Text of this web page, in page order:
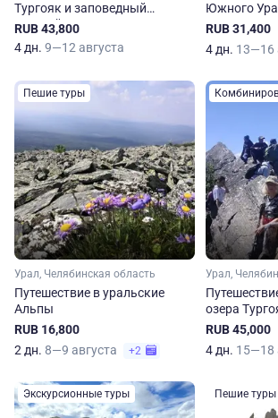
Тургояк и заповедный
Таганай
RUB 43,800
4 дн. 9—12 августа
Южного
RUB 31,400
4 дн. 13—16
Пешие туры
Урал, Челябинская область
Путешествие в уральские
Альпы
RUB 16,800
2 дн. 8—9 августа +2
Урал,
озера
RUB 45,000
4 дн. 15—18
Экскурсионные туры Пешие туры